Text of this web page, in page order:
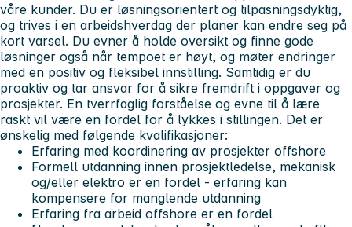
våre kunder. Du er løsningsorientert og tilpasningsdyktig,
og trives i en arbeidshverdag der planer kan endre seg på
kort varsel. Du evner å holde oversikt og finne gode
løsninger også når tempoet er høyt, og møter endringer
med en positiv og fleksibel innstilling. Samtidig er du
proaktiv og tar ansvar for å sikre fremdrift i oppgaver og
prosjekter. En tverrfaglig forståelse og evne til å lære
raskt vil være en fordel for å lykkes i stillingen. Det er
ønskelig med følgende kvalifikasjoner:
Erfaring med koordinering av prosjekter offshore
Formell utdanning innen prosjektledelse, mekanisk
og/eller elektro er en fordel - erfaring kan
kompensere for manglende utdanning
Erfaring fra arbeid offshore er en fordel